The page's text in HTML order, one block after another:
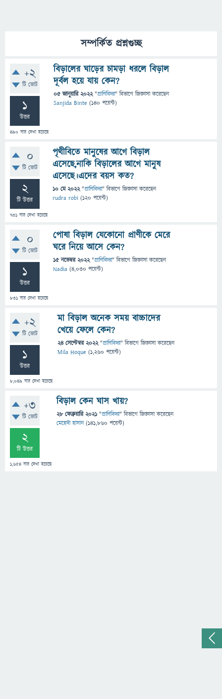
সম্পর্কিত প্রশ্নগুচ্ছ
+2
টি ভোট
1
উত্তর
490 বার দেখা হয়েছে
বিড়ালের ঘাড়ের চামড়া ধরলে বিড়াল
দূর্বল হয়ে যায় কেন?
05 জানুয়ারি 2022 "প্রাণিবিদ্যা" বিভাগে জিজ্ঞাসাকরেছেন
Sanjida Binte (140 পয়েন্ট)
0
টি ভোট
2
টি উত্তর
731 বার দেখা হয়েছে
পৃথীবিতে মানুষের আগে বিড়াল
এসেছে,নাকি বিড়ালের আগে মানুষ
এসেছে।এদের বয়স কত?
10 মে 2022 "প্রাণিবিদ্যা" বিভাগে জিজ্ঞাসাকরেছেন
rudra robi (120 পয়েন্ট)
0
টি ভোট
1
উত্তর
831 বার দেখা হয়েছে
পোষা বিড়াল যেকোনো প্রাণীকে মেরে
ঘরে নিয়ে আসে কেন?
15 নভেম্বর 2022 "প্রাণিবিদ্যা" বিভাগে জিজ্ঞাসাকরেছেন
Nadia (4,030 পয়েন্ট)
+2
টি ভোট
1
উত্তর
8,049 বার দেখা হয়েছে
মা বিড়াল অনেক সময় বাচ্চাদের
খেয়ে ফেলে কেন?
24 সেপ্টেম্বর 2022 "প্রাণিবিদ্যা" বিভাগে জিজ্ঞাসাকরেছেন
Mila Hoque (1,260 পয়েন্ট)
+3
টি ভোট
2
টি উত্তর
1,654 বার দেখা হয়েছে
বিড়াল কেন ঘাস খায়?
28 ফেব্রুয়ারি 2021 "প্রাণিবিদ্যা" বিভাগে জিজ্ঞাসাকরেছেন
মেহেদী হাসান (141,860 পয়েন্ট)